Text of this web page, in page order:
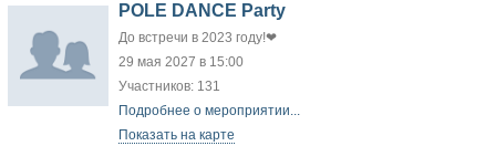
POLE DANCE Party
До встречи в 2023 году!❤
29 мая 2027 в 15:00
Участников: 131
Подробнее о мероприятии...
Показать на карте